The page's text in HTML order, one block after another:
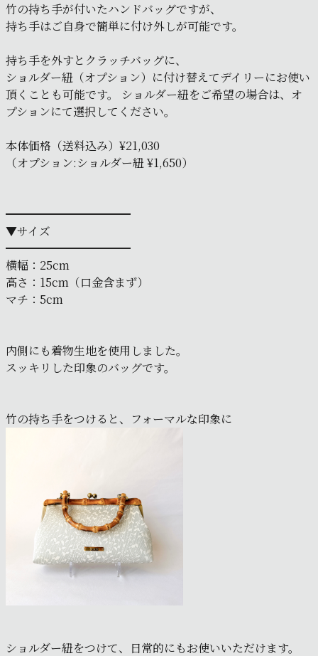
竹の持ち手が付いたハンドバッグですが、
持ち手はご自身で簡単に付け外しが可能です。
持ち手を外すとクラッチバッグに、
ショルダー紐（オプション）に付け替えてデイリーにお使い
頂くことも可能です。 ショルダー紐をご希望の場合は、オ
プションにて選択してください。
本体価格（送料込み）¥21,030
（オプション:ショルダー紐 ¥1,650）
━━━━━━━━━━━
▼サイズ
━━━━━━━━━━━
横幅：25cm
高さ：15cm（口金含まず）
マチ：5cm
内側にも着物生地を使用しました。
スッキリした印象のバッグです。
竹の持ち手をつけると、フォーマルな印象に
ショルダー紐をつけて、日常的にもお使いいただけます。